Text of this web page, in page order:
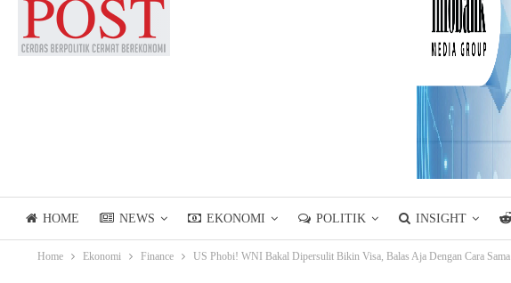
HOME NEWS EKONOMI POLITIK INSIGHT
LIFESTYLE ASIANPOSTTV
Home Ekonomi Finance US Phobi! WNI Bakal Dipersulit Bikin Visa, Balas Aja Dengan Cara Sama